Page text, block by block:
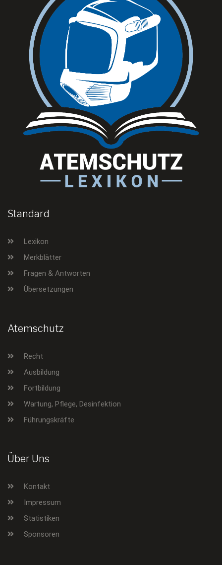
Standard
Lexikon
Merkblätter
Fragen & Antworten
Übersetzungen
Atemschutz
Recht
Ausbildung
Fortbildung
Wartung, Pflege, Desinfektion
Führungskräfte
Über Uns
Kontakt
Impressum
Statistiken
Sponsoren